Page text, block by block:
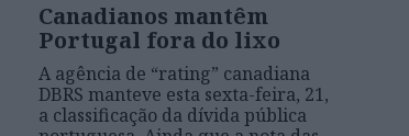
Canadianos mantêm
Portugal fora do lixo
A agência de “rating” canadiana
DBRS manteve esta sexta-feira, 21,
a classificação da dívida pública